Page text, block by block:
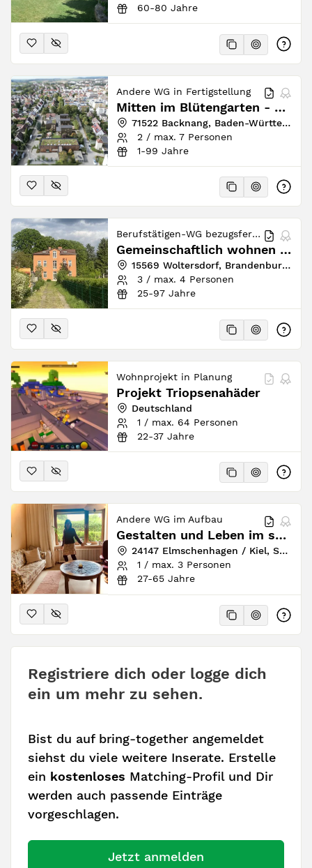
60-80 Jahre
Andere WG in Fertigstellung
Mitten im Blütengarten - Backnang bei Stuttgart
71522 Backnang, Baden-Württemberg, Deutschland
2 / max. 7 Personen
1-99 Jahre
Berufstätigen-WG bezugsfertig
Gemeinschaftlich wohnen zwischen Wald & See in Woltersdorf - 4er WG
15569 Woltersdorf, Brandenburg, Deutschland
3 / max. 4 Personen
25-97 Jahre
Wohnprojekt in Planung
Projekt Triopsenahäder
Deutschland
1 / max. 64 Personen
22-37 Jahre
Andere WG im Aufbau
Gestalten und Leben im schönen Haus mit Garten
24147 Elmschenhagen / Kiel, Schleswig-Holstein, Deutschland
1 / max. 3 Personen
27-65 Jahre
Registriere dich oder logge dich
ein um mehr zu sehen.
Bist du auf bring-together angemeldet
siehst du viele weitere Inserate. Erstelle
ein kostenloses Matching-Profil und Dir
werden auch passende Einträge
vorgeschlagen.
Jetzt anmelden